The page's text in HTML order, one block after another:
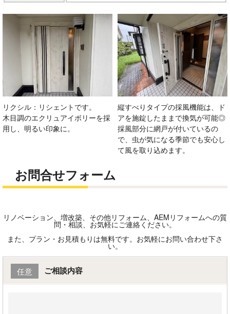
リクシル：リシェントです。
木目調のエクリュアイボリーを採
用し、明るい印象に。
縦すべりタイプの採風機能は、ド
アを施錠したままで換気が可能◎
採風部分に網戸が付いているの
で、虫が気になる季節でも安心し
て風を取り込めます。
お問合せフォーム
リノベーション、増改築、その他リフォーム、AEMリフォームへの質
問・相談、お気軽にご連絡ください。
また、プラン・お見積もりは無料です。お気軽にお問い合わせ下さ
い。
任意 ご相談内容